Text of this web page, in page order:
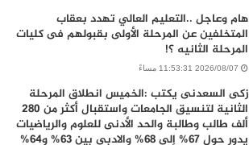
هام وعاجل ..التعليم العالي تهدد بعقاب
المتخلفين عن المرحلة الأولى بقبولهم فى كليات
المرحلة الثانيه ؟!
2026/08/07 11:53:31 مساءً
زكى السعدنى يكتب :الخميس انطلاق المرحلة
الثانية لتنسيق الجامعات واستقبال أكثر من 280
ألف طالب وطالبة والحد الأدنى للعلوم والرياضيات
يدور حول 67% إلى 68% والادبى بين 63% و64%